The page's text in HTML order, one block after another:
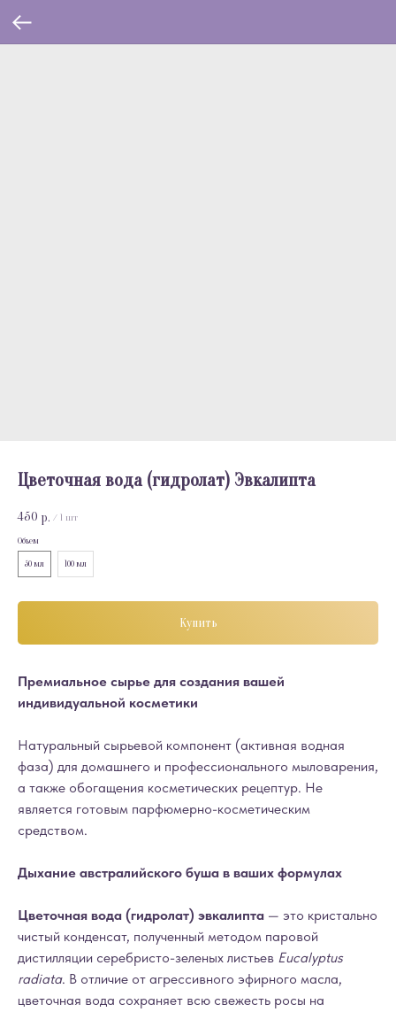
Цветочная вода (гидролат) Эвкалипта
450 р. / 1 шт
Объем
50 мл 100 мл
Купить
Премиальное сырье для создания вашей
индивидуальной косметики
Натуральный сырьевой компонент (активная водная
фаза) для домашнего и профессионального мыловарения,
а также обогащения косметических рецептур. Не
является готовым парфюмерно-косметическим
средством.
Дыхание австралийского буша в ваших формулах
Цветочная вода (гидролат) эвкалипта — это кристально
чистый конденсат, полученный методом паровой
дистилляции серебристо-зеленых листьев Eucalyptus
radiata. В отличие от агрессивного эфирного масла,
цветочная вода сохраняет всю свежесть росы на